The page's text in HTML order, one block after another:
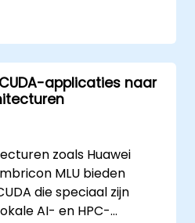
applicaties naar
zoals Huawei
MLU bieden
die speciaal zijn
AI- en HPC-